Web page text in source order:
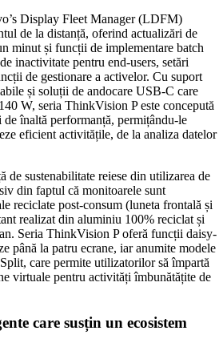
Display Fleet Manager (LDFM)
de la distanță, oferind actualizări de
minut și funcții de implementare batch
inactivitate pentru end-users, setări
de gestionare a activelor. Cu suport
și soluții de andocare USB-C care
W, seria ThinkVision P este concepută
înaltă performanță, permițându-le
eficient activitățile, de la analiza datelor
de sustenabilitate reiese din utilizarea de
din faptul că monitoarele sunt
reciclate post-consum (luneta frontală și
realizat din aluminiu 100% reciclat și
Seria ThinkVision P oferă funcții daisy-
până la patru ecrane, iar anumite modele
care permite utilizatorilor să împartă
virtuale pentru activități îmbunătățite de
care susțin un ecosistem